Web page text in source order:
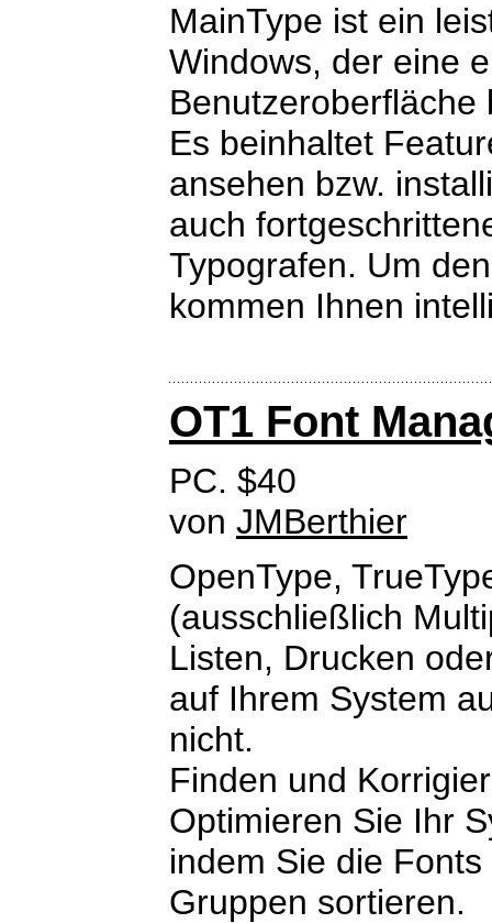
MainType ist ein
Windows, der eine
Benutzeroberfläche
Es beinhaltet
ansehen bzw.
auch
Typografen. Um
kommen Ihnen
OT1 Font
PC. $40
von JMBerthier
OpenType,
(ausschließlich
Listen, Drucken
auf Ihrem System
nicht.
Finden und
Optimieren Sie Ihr
indem Sie die
Gruppen sortieren.